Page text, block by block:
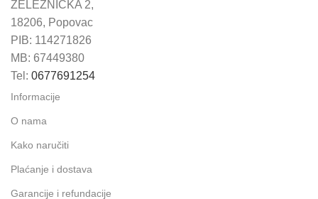
ŽELEZNIČKA 2,
18206, Popovac
PIB: 114271826
MB: 67449380
Tel: 0677691254
Informacije
O nama
Kako naručiti
Plaćanje i dostava
Garancije i refundacije